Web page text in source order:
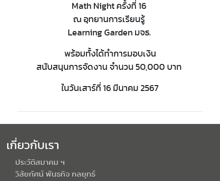
Math Night ครั้งที่ 16
ณ อุทยานการเรียนรู้
Learning Garden มจธ.
พร้อมทั้งได้ทำการมอบเงิน
สนับสนุนการจัดงาน จำนวน 50,000 บาท
ในวันเสาร์ที่ 16 มีนาคม 2567
เกี่ยวกับเรา
ประวัติสมาคม ฯ
วิสัยทัศน์ พันธกิจ กลยุทธ์